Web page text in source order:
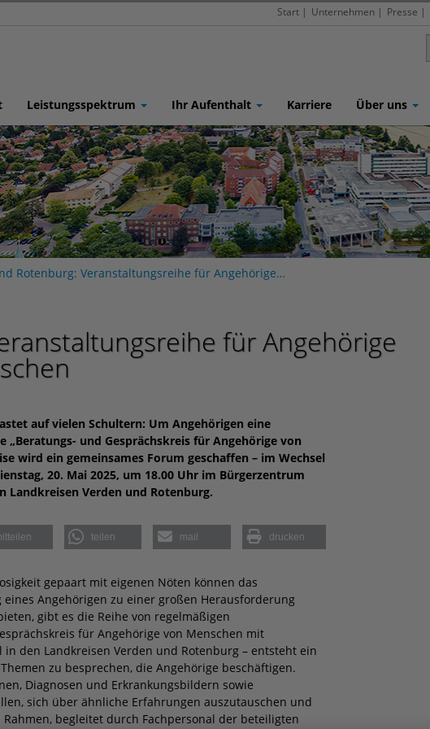
Start | Unternehmen | Presse |
Leistungsspektrum Ihr Aufenthalt Karriere Über uns
Rotenburg: Veranstaltungsreihe für Angehörige…
für Angehörige
auf vielen Schultern: Um Angehörigen eine
und Gesprächskreis für Angehörige von
wird ein gemeinsames Forum geschaffen – im Wechsel
20. Mai 2025, um 18.00 Uhr im Bürgerzentrum
Landkreisen Verden und Rotenburg.
teilen mail drucken
gepaart mit eigenen Nöten können das
Angehörigen zu einer großen Herausforderung
gibt es die Reihe von regelmäßigen
für Angehörige von Menschen mit
den Landkreisen Verden und Rotenburg – entsteht ein
zu besprechen, die Angehörige beschäftigen.
Diagnosen und Erkrankungsbildern sowie
sich über ähnliche Erfahrungen auszutauschen und
begleitet durch Fachpersonal der beteiligten